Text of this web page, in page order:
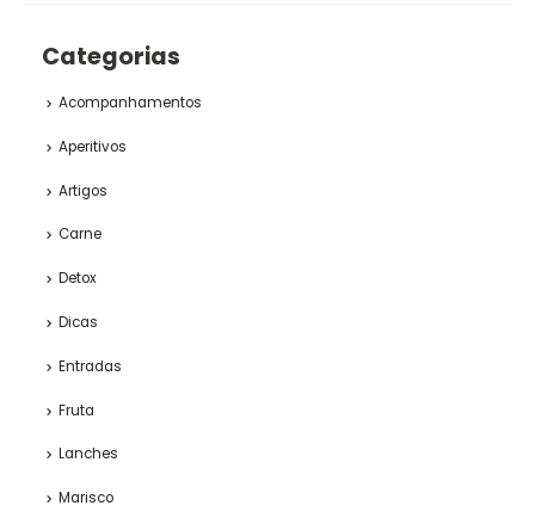
Categorias
Acompanhamentos
Aperitivos
Artigos
Carne
Detox
Dicas
Entradas
Fruta
Lanches
Marisco